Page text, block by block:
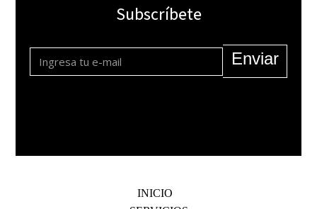
Subscríbete
Enviar
INICIO